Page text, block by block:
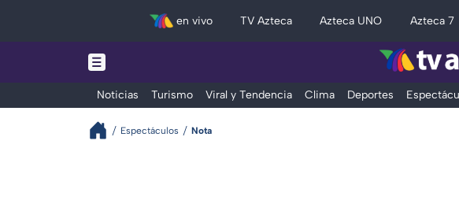
en vivo TV Azteca Azteca UNO Azteca 7
Noticias Turismo Viral y Tendencia Clima Deportes
Espectáculos Nota